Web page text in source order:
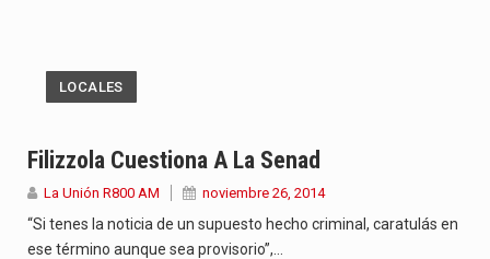
LOCALES
Filizzola Cuestiona A La Senad
La Unión R800 AM noviembre 26, 2014
“Si tenes la noticia de un supuesto hecho criminal, caratulás en
ese término aunque sea provisorio”,…